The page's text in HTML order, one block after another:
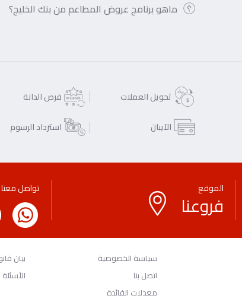
ماهو برنامج عروض المطاعم من بنك الخليج؟
تحويل العملات فرص الدانة
الآيبان
استرداد الرسوم
الموقع
فروعنا
تواصل معنا
سياسة الخصوصية بيان
اتصل بنا
معدلات الفائدة